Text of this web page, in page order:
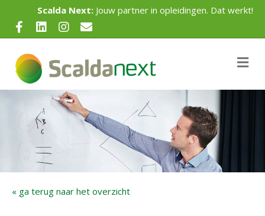
Scalda Next: Jouw partner in opleidingen. Dat werkt!
Facebook
LinkedinInstagram
Email
« ga terug naar het overzicht